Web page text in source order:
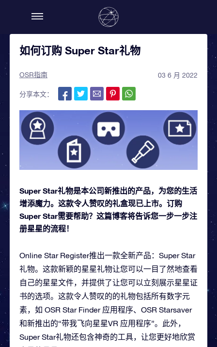
如何订购 Super Star礼物
OSR指南 03 6 月 2022
分享本文：
Super Star礼物是本公司新推出的产品，为您的生活
增添魔力。这款令人赞叹的礼盒现已上市。订购
Super Star需要帮助？这篇博客将告诉您一步一步注
册星星的流程！
Online Star Register推出一款全新产品：Super Star
礼物。这款新颖的星星礼物让您可以一目了然地查看
自己的星星文件，并提供了让您可以立刻展示星星证
书的选项。这款令人赞叹的的礼物包括所有数字元
素，如 OSR Star Finder 应用程序、OSR Starsaver
和新推出的“带我飞向星星VR 应用程序”。此外，
Super Star礼物还包含神奇的工具，让您更好地欣赏